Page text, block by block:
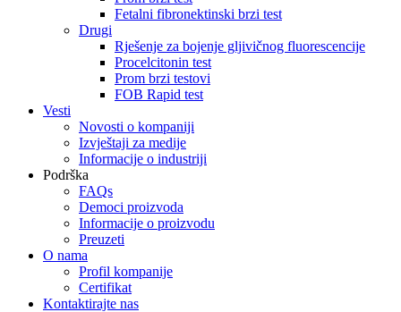
Fetalni fibronektinski brzi test
Drugi
Rješenje za bojenje gljivičnog fluorescencije
Procelcitonin test
Prom brzi testovi
FOB Rapid test
Vesti
Novosti o kompaniji
Izvještaji za medije
Informacije o industriji
Podrška
FAQs
Democi proizvoda
Informacije o proizvodu
Preuzeti
O nama
Profil kompanije
Certifikat
Kontaktirajte nas